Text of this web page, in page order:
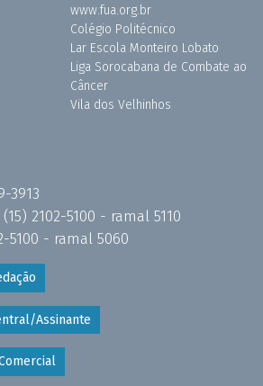
www.fua.org.br
Colégio Politécnico
Lar Escola Monteiro Lobato
Liga Sorocabana de Combate ao
Câncer
Vila dos Velhinhos
3913
(15) 2102-5100 - ramal 5110
5100 - ramal 5060
Assinante